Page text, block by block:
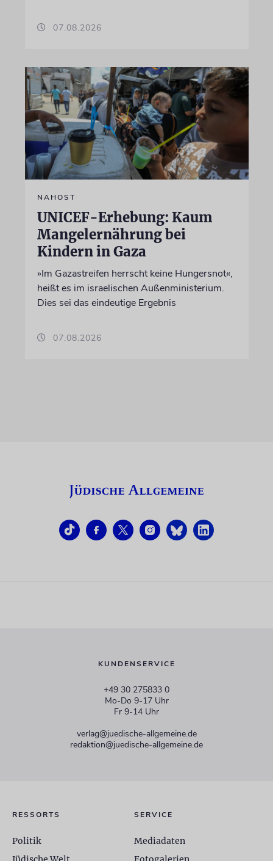
07.08.2026
NAHOST
UNICEF-Erhebung: Kaum
Mangelernährung bei
Kindern in Gaza
»Im Gazastreifen herrscht keine Hungersnot«,
heißt es im israelischen Außenministerium.
Dies sei das eindeutige Ergebnis
07.08.2026
KUNDENSERVICE
+49 30 275833 0
Mo-Do 9-17 Uhr
Fr 9-14 Uhr
verlag@juedische-allgemeine.de
redaktion@juedische-allgemeine.de
RESSORTS
Politik
SERVICE
Mediadaten